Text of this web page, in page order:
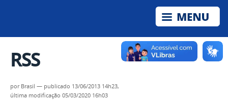
RSS
por Brasil — publicado 13/06/2013 14h23,
última modificação 05/03/2020 16h03